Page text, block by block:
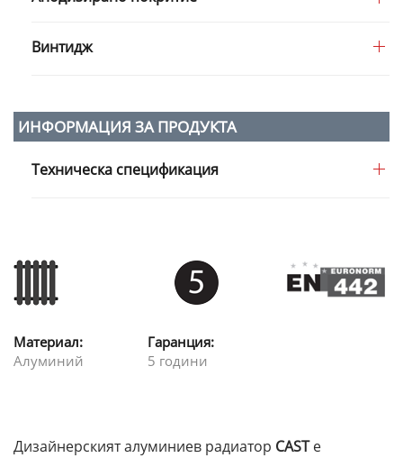
Винтидж
ИНФОРМАЦИЯ ЗА ПРОДУКТА
Техническа спецификация
Материал:
Алуминий
Гаранция:
5 години
Дизайнерският алуминиев радиатор CASTе